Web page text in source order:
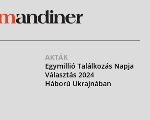
AKTÁK
Egymillió Találkozás Napja
Választás 2024
Háború Ukrajnában